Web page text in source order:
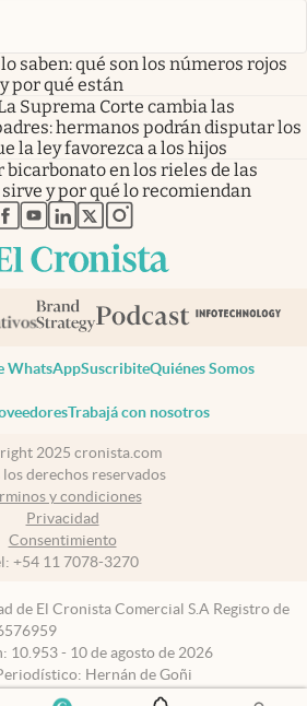
saben: qué son los números rojos
por qué están
Suprema Corte cambia las
hermanos podrán disputar los
la ley favorezca a los hijos
bicarbonato en los rieles de las
y por qué lo recomiendan
abre en nueva pestaña
abre en nueva pestaña
abre en nueva pestaña
abre en nueva pestaña
abre en nueva pestaña
WhatsAppSuscribiteQuiénes Somos
Trabajá con nosotros
2025 cronista.com
los derechos reservados
y condiciones
Privacidad
Consentimiento
+54 11 7078-3270
de El Cronista Comercial S.A Registro de
10.953 - 10 de agosto de 2026
Hernán de Goñi